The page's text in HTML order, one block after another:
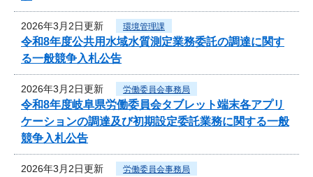
2026年3月2日更新 環境管理課
令和8年度公共用水域水質測定業務委託の調達に関す
る一般競争入札公告
2026年3月2日更新 労働委員会事務局
令和8年度岐阜県労働委員会タブレット端末各アプリ
ケーションの調達及び初期設定委託業務に関する一般
競争入札公告
2026年3月2日更新 労働委員会事務局